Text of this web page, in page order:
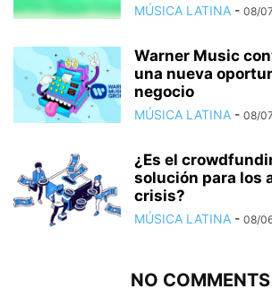
MÚSICA LATINA - 08/
Warner Music
una nueva
negocio
MÚSICA LATINA - 08/
¿Es el
solución para los
crisis?
MÚSICA LATINA - 08/
NO COMMENTS